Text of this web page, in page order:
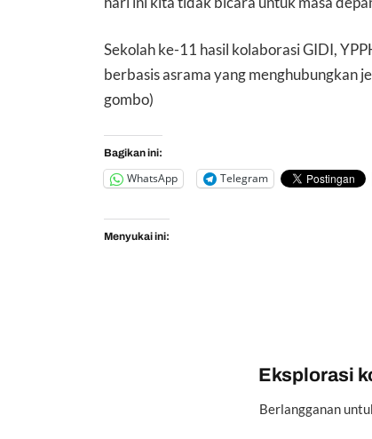
Sekolah ke-11 hasil kolaborasi GIDI,
berbasis asrama yang menghubungkan
gombo)
Bagikan ini:
WhatsApp Telegram
Menyukai ini:
Eksplorasi
Berlangganan